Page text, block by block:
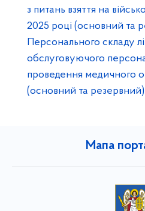
з питань взяття на
2025 році (основний та
Персонального складу
обслуговуючого
проведення медичного
(основний та резервний)
Мапа